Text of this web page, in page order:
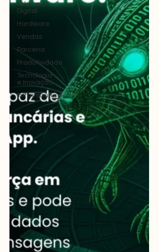
Telefonia
Digital
Hardware
Vendas
Parceria
Produtividade
Tecnologia
e Inovação
Infraestrutura